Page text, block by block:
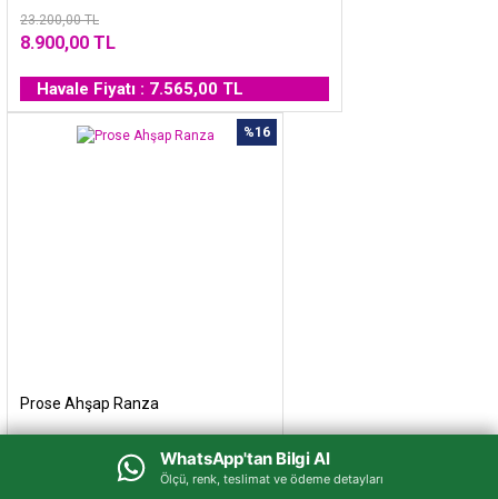
WhatsApp'tan Bilgi Al
Ölçü, renk, teslimat ve ödeme detayları
23.200,00 TL
8.900,00 TL
Havale Fiyatı : 7.565,00 TL
%16
Prose Ahşap Ranza
0.0 Puan - 0 Yorum
WhatsApp'tan Bilgi Al
Ölçü, renk, teslimat ve ödeme detayları